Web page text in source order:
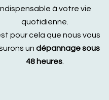
à votre vie
quotidienne.
pour cela que nous vous
un dépannage sous
48 heures.